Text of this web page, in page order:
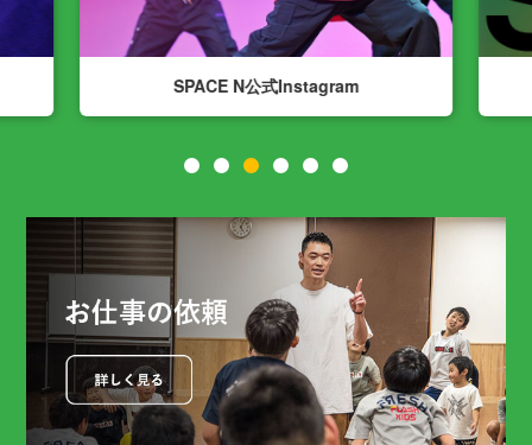
SPACE N公式Instagram
1 2 3 4 5